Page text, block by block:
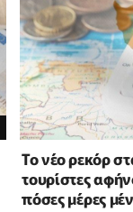
Το νέο ρεκόρ
τουρίστες
πόσες μέρες